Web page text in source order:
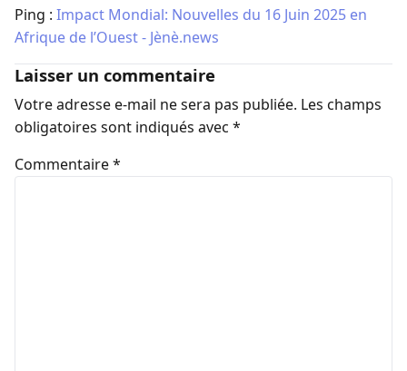
Ping : Impact Mondial: Nouvelles du 16 Juin 2025 en
Afrique de l’Ouest - Jènè.news
Laisser un commentaire
Votre adresse e-mail ne sera pas publiée. Les champs
obligatoires sont indiqués avec *
Commentaire*